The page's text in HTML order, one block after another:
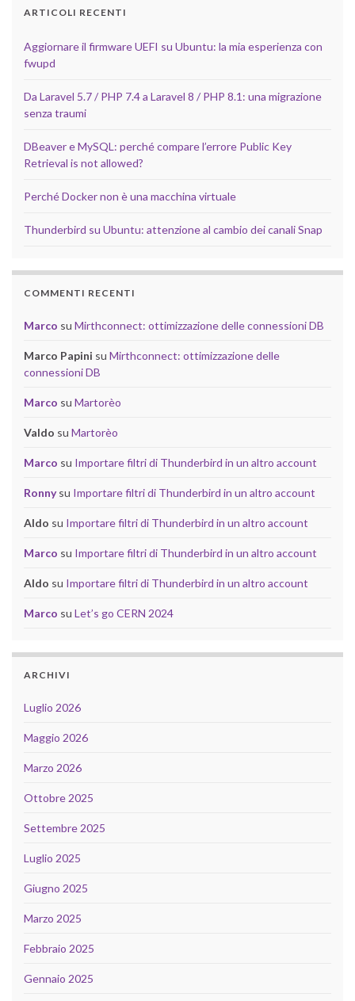
ARTICOLI RECENTI
Aggiornare il firmware UEFI su Ubuntu: la mia esperienza con
fwupd
Da Laravel 5.7 / PHP 7.4 a Laravel 8 / PHP 8.1: una migrazione
senza traumi
DBeaver e MySQL: perché compare l’errore Public Key
Retrieval is not allowed?
Perché Docker non è una macchina virtuale
Thunderbird su Ubuntu: attenzione al cambio dei canali Snap
COMMENTI RECENTI
Marco su Mirthconnect: ottimizzazione delle connessioni DB
Marco Papini su Mirthconnect: ottimizzazione delle
connessioni DB
Marco su Martorèo
Valdo su Martorèo
Marco su Importare filtri di Thunderbird in un altro account
Ronnysu Importare filtri di Thunderbird in un altro account
Aldo su Importare filtri di Thunderbird in un altro account
Marco su Importare filtri di Thunderbird in un altro account
Aldo su Importare filtri di Thunderbird in un altro account
Marco su Let’s go CERN 2024
ARCHIVI
Luglio 2026
Maggio 2026
Marzo 2026
Ottobre 2025
Settembre 2025
Luglio 2025
Giugno 2025
Marzo 2025
Febbraio 2025
Gennaio 2025